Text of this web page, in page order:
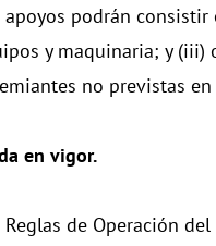
apoyos podrán
y maquinaria; y (iii)
no previstas
en vigor.
Reglas de Operación